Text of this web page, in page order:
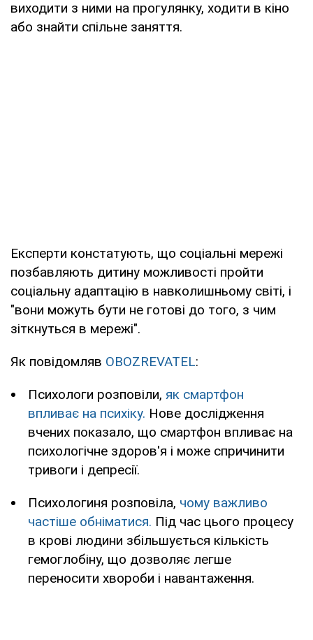
виходити з ними на прогулянку, ходити в кіно
або знайти спільне заняття.
Експерти констатують, що соціальні мережі
позбавляють дитину можливості пройти
соціальну адаптацію в навколишньому світі, і
"вони можуть бути не готові до того, з чим
зіткнуться в мережі".
Як повідомляв OBOZREVATEL:
Психологи розповіли, як смартфон
впливає на психіку. Нове дослідження
вчених показало, що смартфон впливає на
психологічне здоров'я і може спричинити
тривоги і депресії.
Психологиня розповіла, чому важливо
частіше обніматися. Під час цього процесу
в крові людини збільшується кількість
гемоглобіну, що дозволяє легше
переносити хвороби і навантаження.